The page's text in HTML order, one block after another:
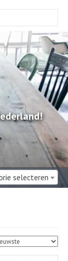
selecteren